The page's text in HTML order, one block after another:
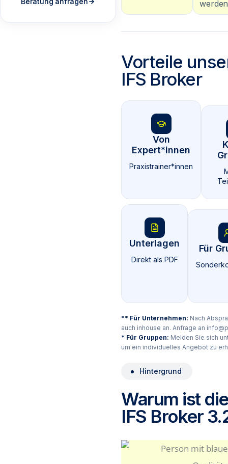
Vorteile
IFS Broker
Von
Expert*innen
Praxistrainer*innen
Unterlagen
Direkt als PDF
Für
** Für Unternehmen: Nach
auch inhouse an. Anfrage an
* Für Gruppen: Melden Sie sich
um ein individuelles Angebot zu
Hintergrund
Warum ist
IFS Broker